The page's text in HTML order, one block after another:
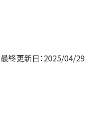
最終更新日：2025/04/29